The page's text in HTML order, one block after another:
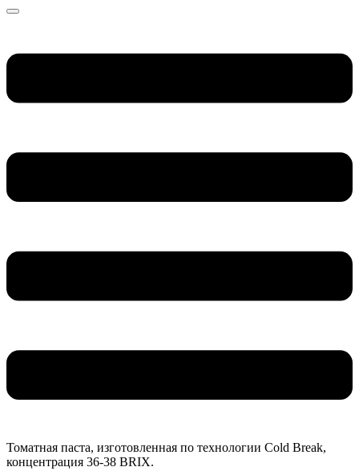
Томатная паста, изготовленная по технологии Cold Break,
концентрация 36-38 BRIX.